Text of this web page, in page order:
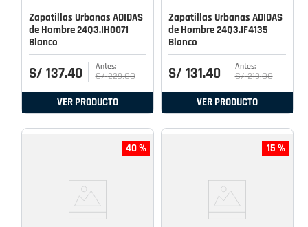
Zapatillas Urbanas ADIDAS
de Hombre 24Q3.IH0071
Blanco
S/ 137.40 S/ 229.00
VER PRODUCTO
Zapatillas Urbanas ADIDAS
de Hombre 24Q3.IF4135
Blanco
S/ 131.40 S/ 219.00
VER PRODUCTO
40 % 15 %